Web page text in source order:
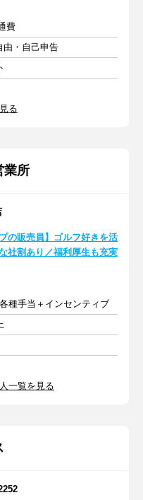
費
由・自己申告
る
業所
の販売員】ゴルフ好きを活
社割あり／福利厚生も充実
種手当＋インセンティブ
一覧を見る